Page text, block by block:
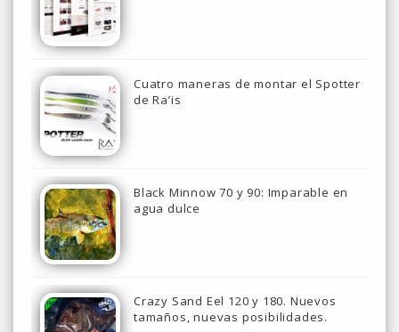
Cuatro maneras de montar el Spotter
de Ra’is
Black Minnow 70 y 90: Imparable en
agua dulce
Crazy Sand Eel 120 y 180. Nuevos
tamaños, nuevas posibilidades.